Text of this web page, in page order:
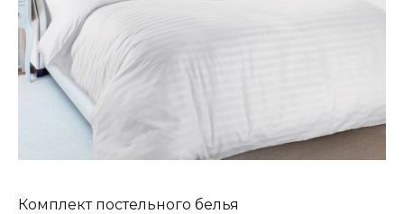
Комплект постельного белья